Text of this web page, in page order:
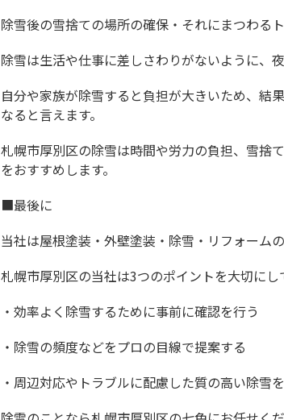
除雪後の雪捨ての場所の確保・それにまつわる
除雪は生活や仕事に差しさわりがないように、
自分や家族が除雪すると負担が大きいため、結
なると言えます。
札幌市厚別区の除雪は時間や労力の負担、雪捨
をおすすめします。
■最後に
当社は屋根塗装・外壁塗装・除雪・リフォームの
札幌市厚別区の当社は3つのポイントを大切にし
・効率よく除雪するために事前に確認を行う
・除雪の頻度などをプロの目線で提案する
・周辺対応やトラブルに配慮した質の高い除雪